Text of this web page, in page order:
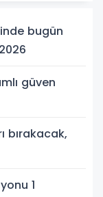
bugün
güven
bırakacak,
1